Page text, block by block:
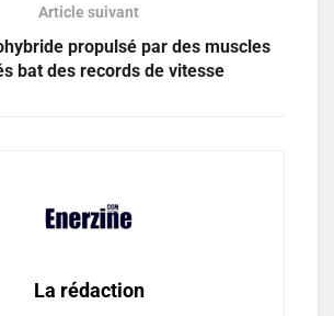
Article suivant
propulsé par des muscles
bat des records de vitesse
La rédaction